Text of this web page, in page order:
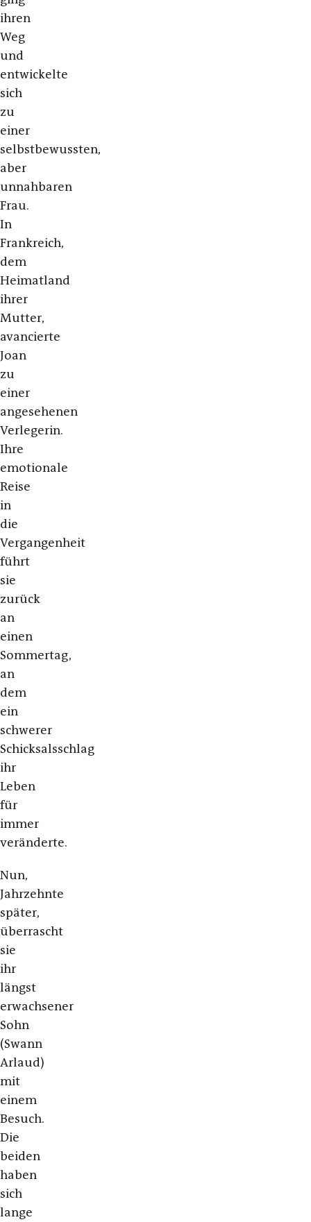
ihren
Weg
und
entwickelte
sich
zu
einer
selbstbewussten,
aber
unnahbaren
Frau.
In
Frankreich,
dem
Heimatland
ihrer
Mutter,
avancierte
Joan
zu
einer
angesehenen
Verlegerin.
Ihre
emotionale
Reise
in
die
Vergangenheit
führt
sie
zurück
an
einen
Sommertag,
an
dem
ein
schwerer
Schicksalsschlag
ihr
Leben
für
immer
veränderte.
Nun,
Jahrzehnte
später,
überrascht
sie
ihr
längst
erwachsener
Sohn
(Swann
Arlaud)
mit
einem
Besuch.
Die
beiden
haben
sich
lange